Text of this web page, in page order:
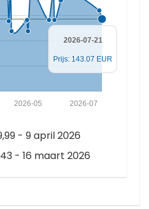
2026-07
2026-05
2026-07-21
Prijs: 143.07 EUR
- 9 april 2026
- 16 maart 2026